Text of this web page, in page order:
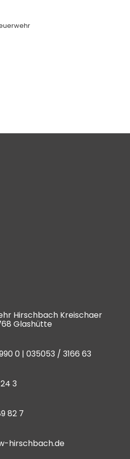
Hirschbach Kreischaer
Glashütte
0 | 035053 / 3166 63
3
82 7
hirschbach.de